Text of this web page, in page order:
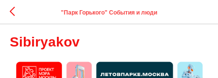
"Парк Горького" События и люди
Sibiryakov